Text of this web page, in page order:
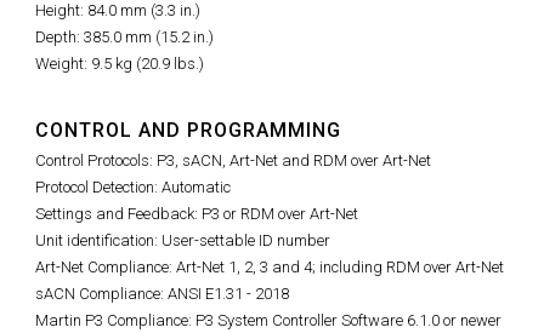
Height: 84.0 mm (3.3 in.)
Depth: 385.0 mm (15.2 in.)
Weight: 9.5 kg (20.9 lbs.)
CONTROL AND PROGRAMMING
Control Protocols: P3, sACN, Art-Net and RDM over Art-Net
Protocol Detection: Automatic
Settings and Feedback: P3 or RDM over Art-Net
Unit identification: User-settable ID number
Art-Net Compliance: Art-Net 1, 2, 3 and 4; including RDM over Art-Net
sACN Compliance: ANSI E1.31 - 2018
Martin P3 Compliance: P3 System Controller Software 6.1.0 or newer